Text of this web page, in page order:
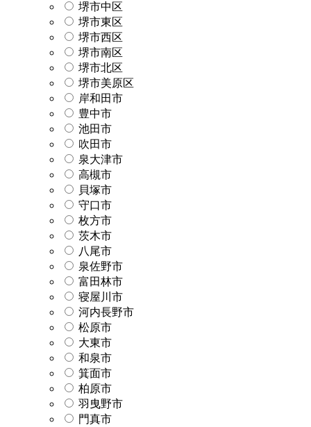
堺市中区
堺市東区
堺市西区
堺市南区
堺市北区
堺市美原区
岸和田市
豊中市
池田市
吹田市
泉大津市
高槻市
貝塚市
守口市
枚方市
茨木市
八尾市
泉佐野市
富田林市
寝屋川市
河内長野市
松原市
大東市
和泉市
箕面市
柏原市
羽曳野市
門真市